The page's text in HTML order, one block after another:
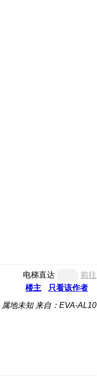
电梯直达
前往
楼主
只看该作者
属地未知 来自：EVA-AL10